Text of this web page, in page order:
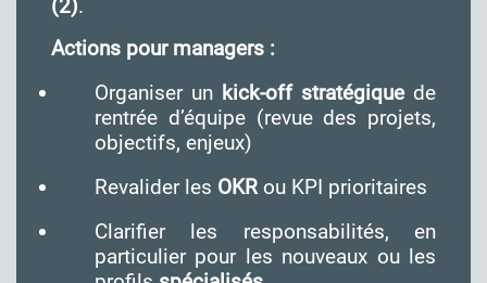
(2).
Actions pour managers :
Organiser un kick-off stratégiquede
rentrée d’équipe (revue des projets,
objectifs, enjeux)
Revalider les OKR ou KPI prioritaires
Clarifier les responsabilités, en
particulier pour les nouveaux ou les